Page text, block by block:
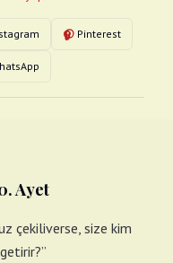
Pinterest
Ayet
çekiliverse, size kim